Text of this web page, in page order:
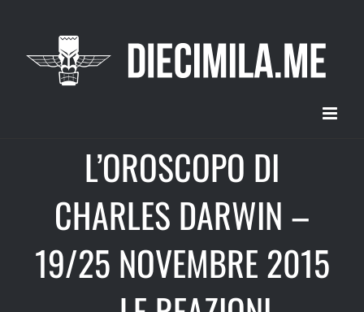
contenuto
L’OROSCOPO DI
CHARLES DARWIN –
19/25 NOVEMBRE 2015